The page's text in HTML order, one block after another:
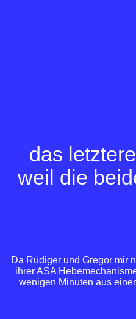
das
weil die
Da Rüdiger und Gregor mir
ihrer ASA
wenigen Minuten aus